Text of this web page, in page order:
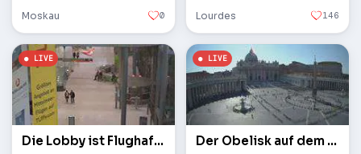
Moskau 0 Lourdes 146
Die Lobby ist Flughafen Köln / Bonn Der Obelisk auf dem Petersplatz im Vatikan